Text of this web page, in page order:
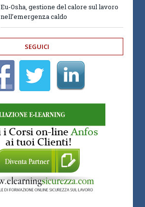
Eu-Osha, gestione del calore sul lavoro
nell’emergenza caldo
SEGUICI